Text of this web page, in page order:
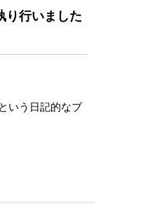
り行いました
いう日記的なブ